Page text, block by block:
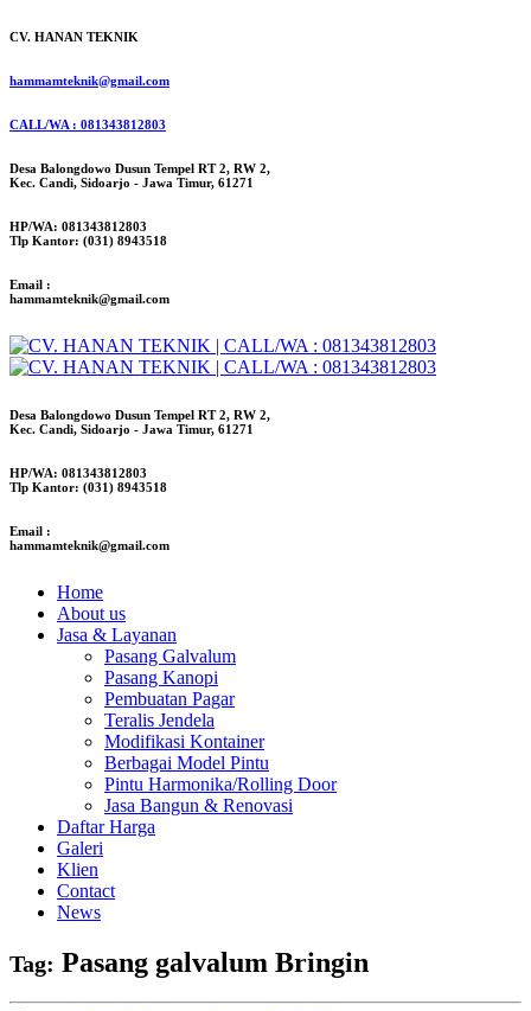
CV. HANAN TEKNIK
hammamteknik@gmail.com
CALL/WA : 081343812803
Desa Balongdowo Dusun Tempel RT 2, RW 2,
Kec. Candi, Sidoarjo - Jawa Timur, 61271
HP/WA: 081343812803
Tlp Kantor: (031) 8943518
Email :
hammamteknik@gmail.com
Desa Balongdowo Dusun Tempel RT 2, RW 2,
Kec. Candi, Sidoarjo - Jawa Timur, 61271
HP/WA: 081343812803
Tlp Kantor: (031) 8943518
Email :
hammamteknik@gmail.com
Home
About us
Jasa & Layanan
Pasang Galvalum
Pasang Kanopi
Pembuatan Pagar
Teralis Jendela
Modifikasi Kontainer
Berbagai Model Pintu
Pintu Harmonika/Rolling Door
Jasa Bangun & Renovasi
Daftar Harga
Galeri
Klien
Contact
News
Tag: Pasang galvalum Bringin